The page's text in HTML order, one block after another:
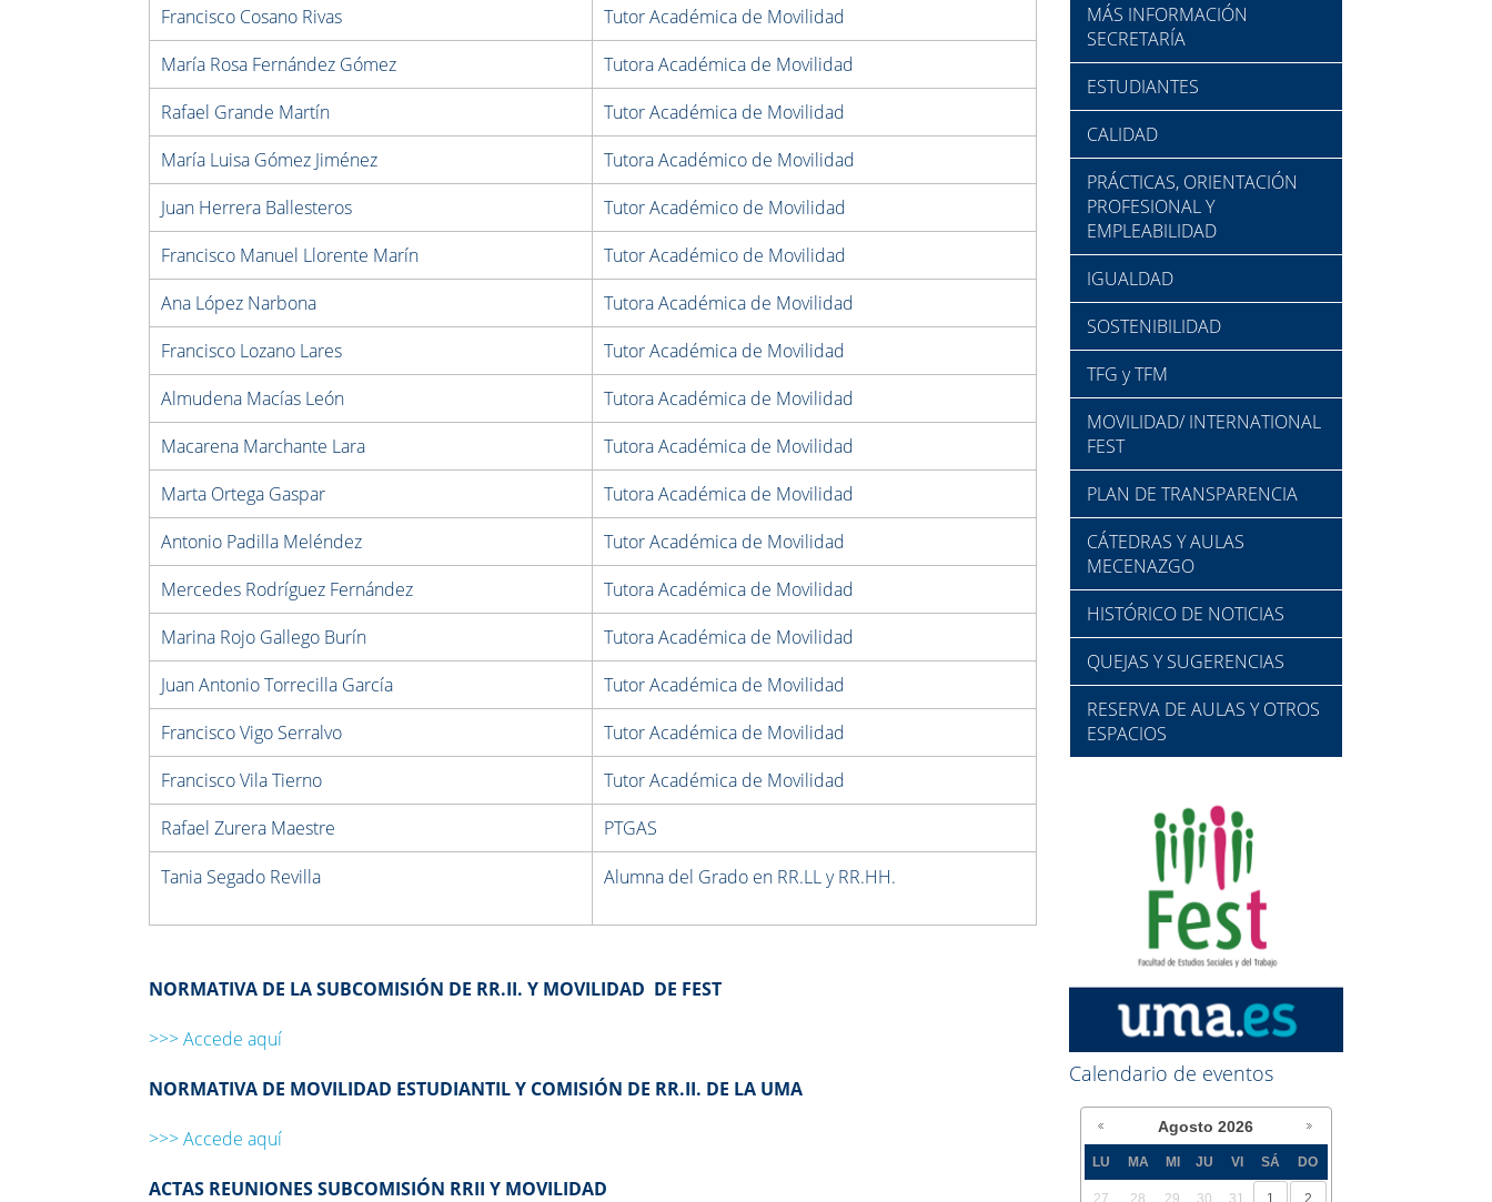
Francisco Cosano Rivas
Tutor Académica de Movilidad
María Rosa Fernández Gómez
Tutora Académica de Movilidad
Rafael Grande Martín
Tutor Académica de Movilidad
María Luisa Gómez Jiménez
Tutora Académico de Movilidad
Juan Herrera Ballesteros
Tutor Académico de Movilidad
Francisco Manuel Llorente Marín
Tutor Académico de Movilidad
Ana López Narbona
Tutora Académica de Movilidad
Francisco Lozano Lares
Tutor Académica de Movilidad
Almudena Macías León
Tutora Académica de Movilidad
Macarena Marchante Lara
Tutora Académica de Movilidad
Marta Ortega Gaspar
Tutora Académica de Movilidad
Antonio Padilla Meléndez
Tutor Académica de Movilidad
Mercedes Rodríguez Fernández
Tutora Académica de Movilidad
Marina Rojo Gallego Burín
Tutora Académica de Movilidad
Juan Antonio Torrecilla García
Tutor Académica de Movilidad
Francisco Vigo Serralvo
Tutor Académica de Movilidad
Francisco Vila Tierno
Tutor Académica de Movilidad
Rafael Zurera Maestre
PTGAS
Tania Segado Revilla
Alumna del Grado en RR.LL y RR.HH.
NORMATIVA DE LA SUBCOMISIÓN DE RR.II. Y MOVILIDAD DE FEST
>>> Accede aquí
NORMATIVA DE MOVILIDAD ESTUDIANTIL Y COMISIÓN DE RR.II. DE LA UMA
>>> Accede aquí
ACTAS REUNIONES SUBCOMISIÓN RRII Y MOVILIDAD
MÁS INFORMACIÓN
SECRETARÍA
ESTUDIANTES
CALIDAD
PRÁCTICAS, ORIENTACIÓN
PROFESIONAL Y
EMPLEABILIDAD
IGUALDAD
SOSTENIBILIDAD
TFG y TFM
MOVILIDAD/ INTERNATIONAL
FEST
PLAN DE TRANSPARENCIA
CÁTEDRAS Y AULAS
MECENAZGO
HISTÓRICO DE NOTICIAS
QUEJAS Y SUGERENCIAS
RESERVA DE AULAS Y OTROS
ESPACIOS
Calendario de eventos
Agosto 2026
LU MA MI JU VI SÁ DO
27 28 29 30 31 1 2